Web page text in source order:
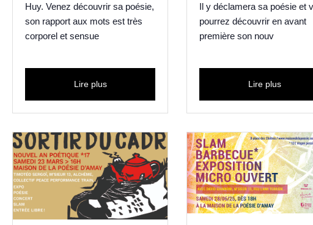
Huy. Venez découvrir sa poésie,
son rapport aux mots est très
corporel et sensue
Lire plus
Il y déclamera sa poésie et
pourrez découvrir en avant
première son nouv
Lire plus